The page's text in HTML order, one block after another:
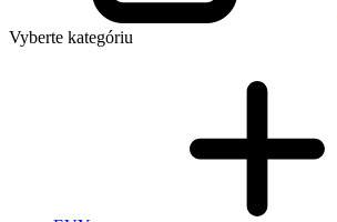
Vyberte kategóriu